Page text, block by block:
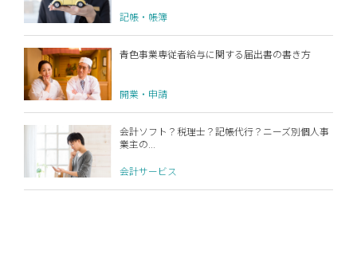
記帳・帳簿
青色事業専従者給与に関する届出書の書き方
開業・申請
会計ソフト？税理士？記帳代行？ニーズ別個人事
業主の...
会計サービス